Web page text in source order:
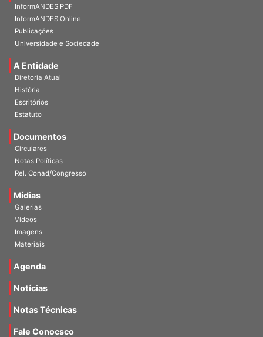
InformANDES PDF
InformANDES Online
Publicações
Universidade e Sociedade
A Entidade
Diretoria Atual
História
Escritórios
Estatuto
Documentos
Circulares
Notas Políticas
Rel. Conad/Congresso
Mídias
Galerias
Vídeos
Imagens
Materiais
Agenda
Notícias
Notas Técnicas
Fale Conocsco